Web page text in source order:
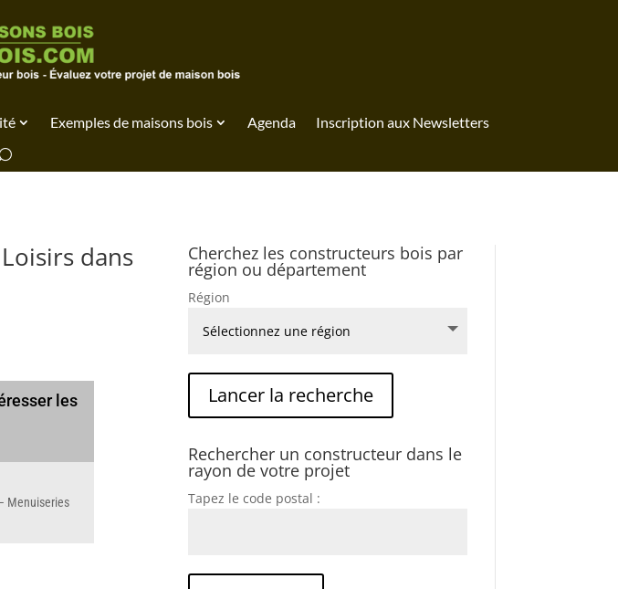
Exemples de maisons bois Agenda Inscription aux Newsletters
dans
les
Menuiseries
Cherchez les constructeurs bois par
région ou département
Région
Rechercher un constructeur dans le
rayon de votre projet
Tapez le code postal :